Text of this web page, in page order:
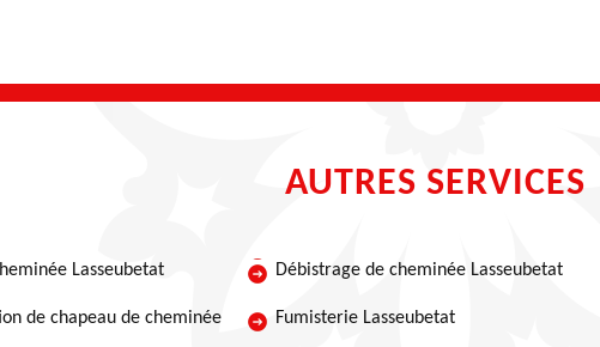
AUTRES SERVICES
Lasseubetat
de chapeau de cheminée
Débistrage de cheminée Lasseubetat
Fumisterie Lasseubetat